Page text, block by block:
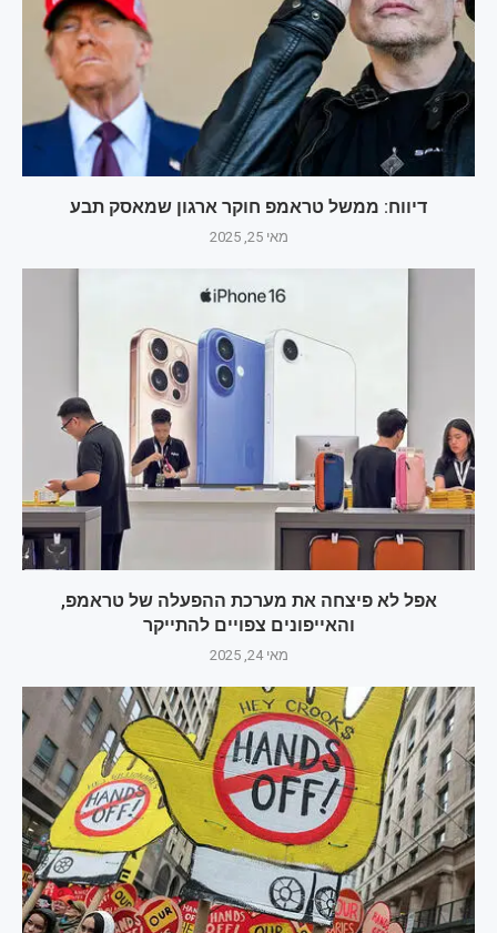
דיווח: ממשל טראמפ חוקר ארגון שמאסק תבע
מאי 25, 2025
אפל לא פיצחה את מערכת ההפעלה של טראמפ,
והאייפונים צפויים להתייקר
מאי 24, 2025